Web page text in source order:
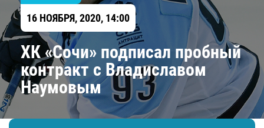
16 НОЯБРЯ, 2020, 14:00
​ХК «Сочи» подписал пробный
контракт с Владиславом
Наумовым